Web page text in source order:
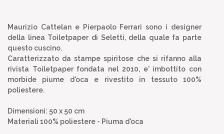
Maurizio Cattelan e Pierpaolo Ferrari sono i designer
della linea Toiletpaper di Seletti, della quale fa parte
questo cuscino.
Caratterizzato da stampe spiritose che si rifanno alla
rivista Toiletpaper fondata nel 2010, e' imbottito con
morbide piume d'oca e rivestito in tessuto 100%
poliestere.
Dimensioni: 50 x 50 cm
Materiali 100% poliestere - Piuma d'oca